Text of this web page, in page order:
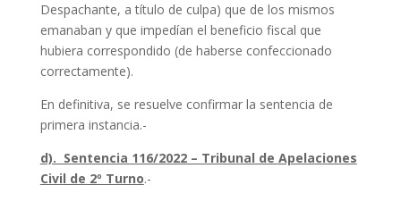
Despachante, a título de culpa) que de los mismos
emanaban y que impedían el beneficio fiscal que
hubiera correspondido (de haberse confeccionado
correctamente).
En definitiva, se resuelve confirmar la sentencia de
primera instancia.-
d). Sentencia 116/2022 – Tribunal de Apelaciones
Civil de 2º Turno.-